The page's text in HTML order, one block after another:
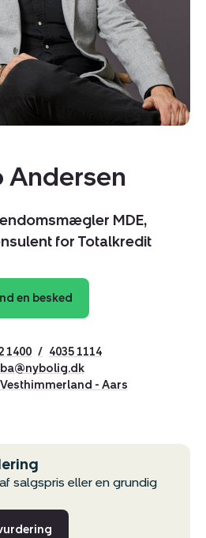
Andersen
MDE,
for Totalkredit
en besked
1400
4035 1114
- Aars
salgspris eller en grundig